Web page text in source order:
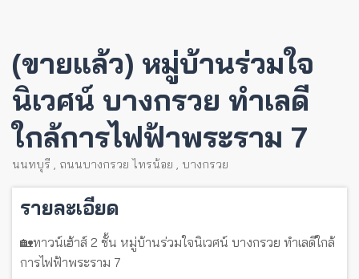
(ขายแล้ว) หมู่บ้านร่วมใจ
นิเวศน์ บางกรวย ทำเลดี
ใกล้การไฟฟ้าพระราม 7
นนทบุรี , ถนนบางกรวย ไทรน้อย , บางกรวย
รายละเอียด
🏡ทาวน์เฮ้าส์ 2 ชั้น หมู่บ้านร่วมใจนิเวศน์ บางกรวย ทำเลดีใกล้
การไฟฟ้าพระราม 7